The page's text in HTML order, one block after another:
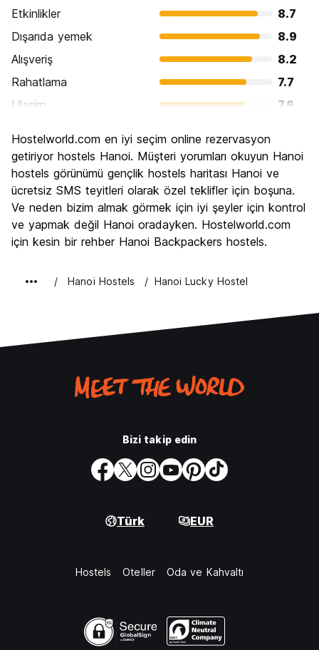
Etkinlikler
8.7
Dışarıda yemek
8.9
Alışveriş
8.2
Rahatlama
7.7
Ulasim
7.6
Kültür
8.9
Gece hayatı
7.9
Ekonomik
8.8
Hostelworld.com en iyi seçim online rezervasyon
getiriyor hostels Hanoi. Müşteri yorumları okuyun Hanoi
hostels görünümü gençlik hostels haritası Hanoi ve
ücretsiz SMS teyitleri olarak özel teklifler için boşuna.
Ve neden bizim almak görmek için iyi şeyler için kontrol
ve yapmak değil Hanoi oradayken. Hostelworld.com
için kesin bir rehber Hanoi Backpackers hostels.
Hanoi Hostels Hanoi Lucky Hostel
Bizi takip edin
Türk EUR
Hostels Oteller Oda ve Kahvaltı